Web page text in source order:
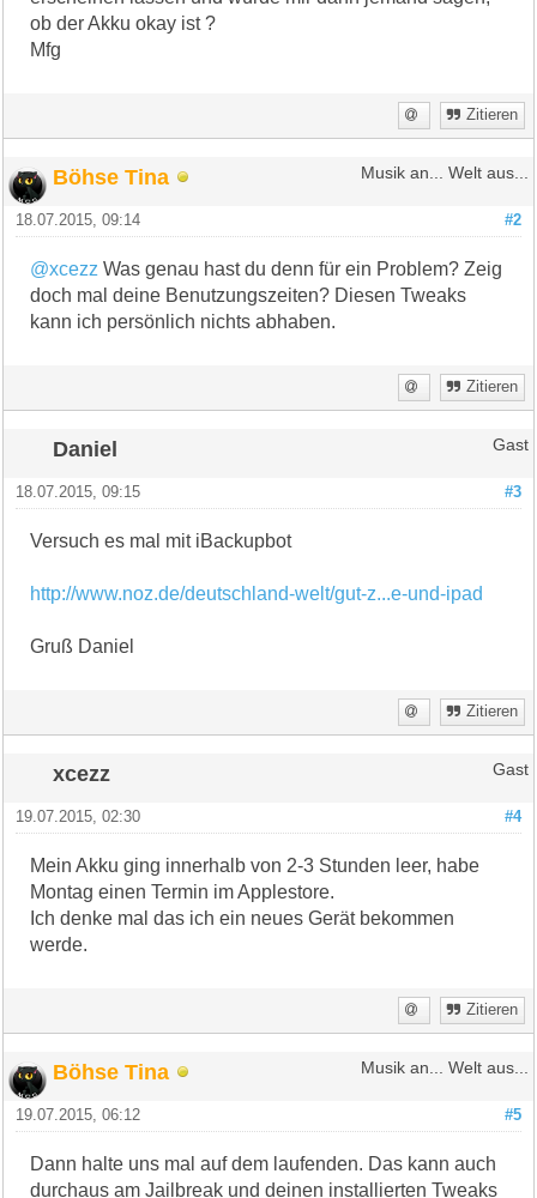
ob der Akku okay ist ?
Mfg
Zitieren
Böhse Tina Musik an... Welt aus...
#2
18.07.2015, 09:14
@xcezz Was genau hast du denn für ein Problem? Zeig
doch mal deine Benutzungszeiten? Diesen Tweaks
kann ich persönlich nichts abhaben.
Zitieren
Daniel Gast
#3
18.07.2015, 09:15
Versuch es mal mit iBackupbot
http://www.noz.de/deutschland-welt/gut-z...e-und-ipad
Gruß Daniel
Zitieren
xcezz Gast
#4
19.07.2015, 02:30
Mein Akku ging innerhalb von 2-3 Stunden leer, habe
Montag einen Termin im Applestore.
Ich denke mal das ich ein neues Gerät bekommen
werde.
Zitieren
Böhse Tina Musik an... Welt aus...
#5
19.07.2015, 06:12
Dann halte uns mal auf dem laufenden. Das kann auch
durchaus am Jailbreak und deinen installierten Tweaks